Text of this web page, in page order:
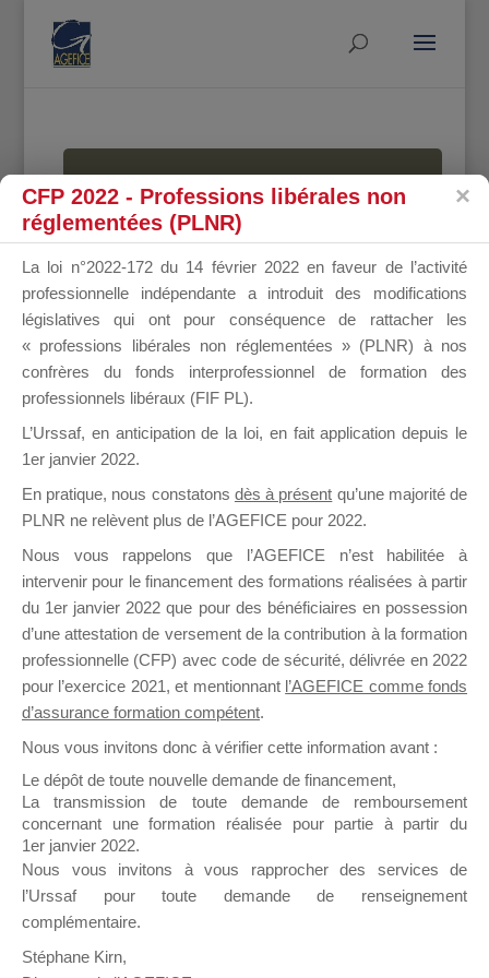
MALLETTE
DU
DIRIGEANT
Groupe Public
il y a un mois
Ce groupe est destiné aux Organismes de
Formation qui souhaitent répondre à l’Appel à
Propositions Mallette du Dirigeant.
sur lequel il est possible de laisser un message
ou poser une question.
NB : Il est nécessaire d’être
pouvoir rejoindre ce groupe
CFP 2022 - Professions libérales non
réglementées (PLNR)
La loi n°2022-172 du 14 février 2022 en faveur de l’activité
professionnelle indépendante a introduit des modifications
législatives qui ont pour conséquence de rattacher les
« professions libérales non réglementées » (PLNR) à nos
confrères du fonds interprofessionnel de formation des
professionnels libéraux (FIF PL).
L’Urssaf, en anticipation de la loi, en fait application depuis le
1er janvier 2022.
En pratique, nous constatons dès à présent qu’une majorité de
PLNR ne relèvent plus de l’AGEFICE pour 2022.
Nous vous rappelons que l’AGEFICE n’est habilitée à
intervenir pour le financement des formations réalisées à partir
du 1er janvier 2022 que pour des bénéficiaires en possession
d’une attestation de versement de la contribution à la formation
professionnelle (CFP) avec code de sécurité, délivrée en 2022
pour l’exercice 2021, et mentionnant l’AGEFICE comme fonds
d’assurance formation compétent.
Nous vous invitons donc à vérifier cette information avant :
Le dépôt de toute nouvelle demande de financement,
La transmission de toute demande de remboursement
concernant une formation réalisée pour partie à partir du
1er janvier 2022.
Nous vous invitons à vous rapprocher des services de
l’Urssaf pour toute demande de renseignement
complémentaire.
Stéphane Kirn,